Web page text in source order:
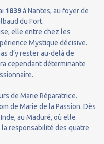
1839à Nantes, au foyer de
du Fort.
elle entre chez les
Mystique décisive.
d’y rester au-delà de
cependant déterminante
de Marie Réparatrice.
de Marie de la Passion. Dès
au Maduré, où elle
responsabilité des quatre